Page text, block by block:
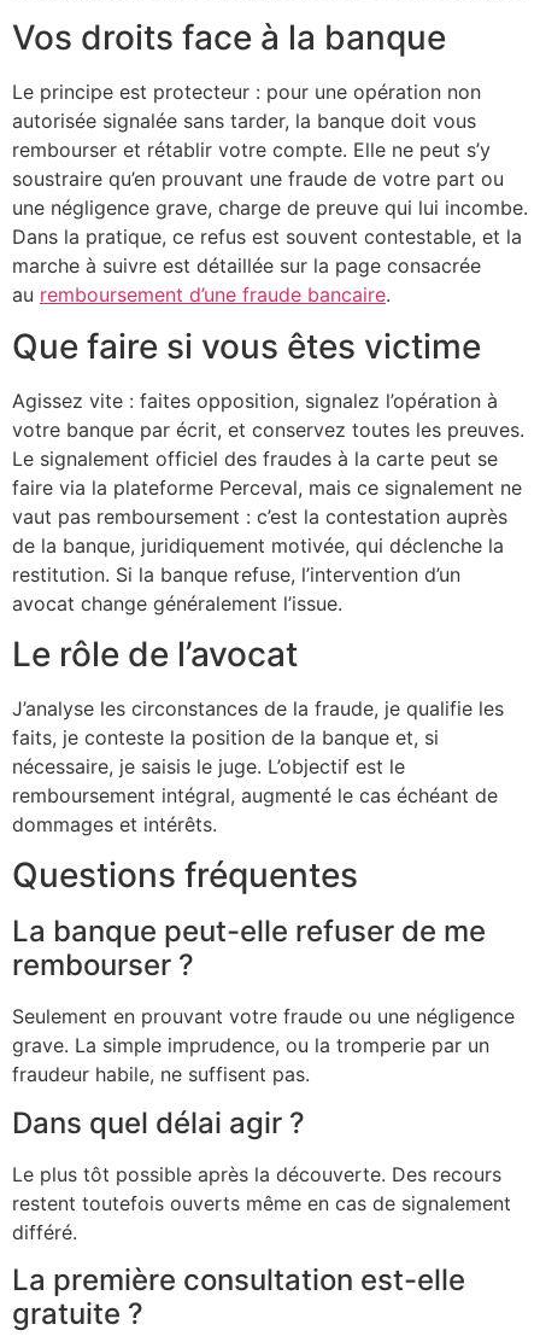
Vos droits face à la banque
Le principe est protecteur : pour une opération non
autorisée signalée sans tarder, la banque doit vous
rembourser et rétablir votre compte. Elle ne peut s’y
soustraire qu’en prouvant une fraude de votre part ou
une négligence grave, charge de preuve qui lui incombe.
Dans la pratique, ce refus est souvent contestable, et la
marche à suivre est détaillée sur la page consacrée
au remboursement d’une fraude bancaire.
Que faire si vous êtes victime
Agissez vite : faites opposition, signalez l’opération à
votre banque par écrit, et conservez toutes les preuves.
Le signalement officiel des fraudes à la carte peut se
faire via la plateforme Perceval, mais ce signalement ne
vaut pas remboursement : c’est la contestation auprès
de la banque, juridiquement motivée, qui déclenche la
restitution. Si la banque refuse, l’intervention d’un
avocat change généralement l’issue.
Le rôle de l’avocat
J’analyse les circonstances de la fraude, je qualifie les
faits, je conteste la position de la banque et, si
nécessaire, je saisis le juge. L’objectif est le
remboursement intégral, augmenté le cas échéant de
dommages et intérêts.
Questions fréquentes
La banque peut-elle refuser de me
rembourser ?
Seulement en prouvant votre fraude ou une négligence
grave. La simple imprudence, ou la tromperie par un
fraudeur habile, ne suffisent pas.
Dans quel délai agir ?
Le plus tôt possible après la découverte. Des recours
restent toutefois ouverts même en cas de signalement
différé.
La première consultation est-elle
gratuite ?